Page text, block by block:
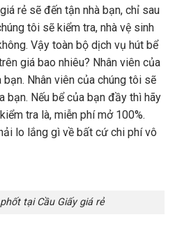
rẻ sẽ đến tận nhà bạn, chỉ sau
tôi sẽ kiểm tra, nhà vệ sinh
Vậy toàn bộ dịch vụ hút bể
giá bao nhiêu? Nhân viên của
Nhân viên của chúng tôi sẽ
bạn. Nếu bể của bạn đầy thì hãy
tra là, miễn phí mở 100%.
lo lắng gì về bất cứ chi phí vô
tại Cầu Giấy giá rẻ